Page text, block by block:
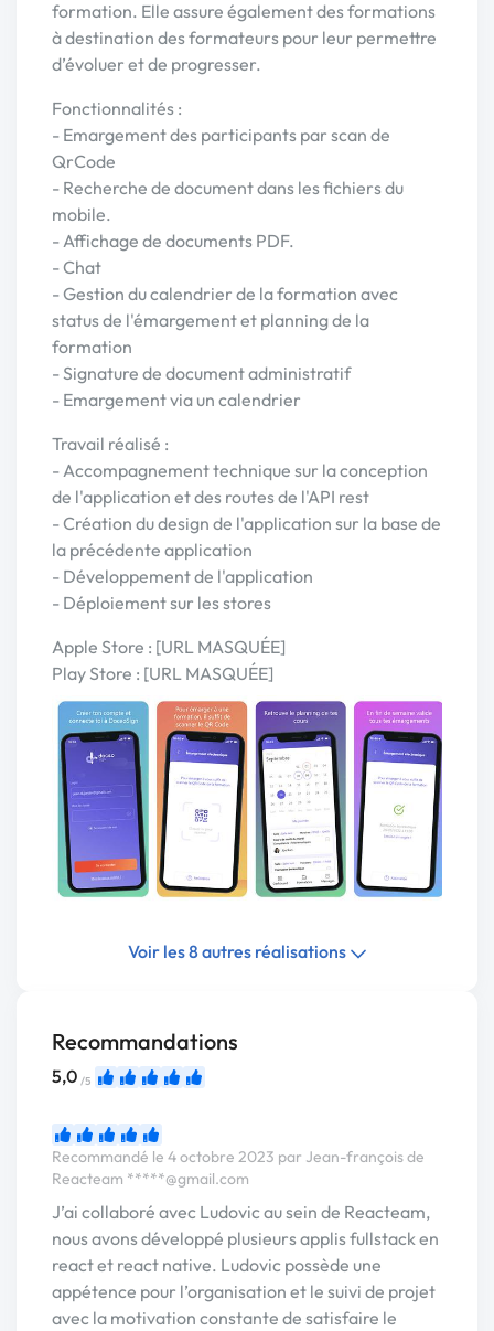
formation. Elle assure également des formations
à destination des formateurs pour leur permettre
d’évoluer et de progresser.
Fonctionnalités :
- Emargement des participants par scan de
QrCode
- Recherche de document dans les fichiers du
mobile.
- Affichage de documents PDF.
- Chat
- Gestion du calendrier de la formation avec
status de l'émargement et planning de la
formation
- Signature de document administratif
- Emargement via un calendrier
Travail réalisé :
- Accompagnement technique sur la conception
de l'application et des routes de l'API rest
- Création du design de l'application sur la base de
la précédente application
- Développement de l'application
- Déploiement sur les stores
Apple Store : [URL MASQUÉE]
Play Store : [URL MASQUÉE]
Voir les 8 autres réalisations
Recommandations
5,0 /5
Recommandé le 4 octobre 2023 par Jean-françois de
Reacteam *****@gmail.com
J’ai collaboré avec Ludovic au sein de Reacteam,
nous avons développé plusieurs applis fullstack en
react et react native. Ludovic possède une
appétence pour l’organisation et le suivi de projet
avec la motivation constante de satisfaire le